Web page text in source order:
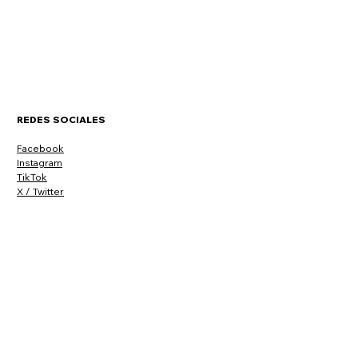
REDES SOCIALES
Facebook
Instagram
TikTok
X / Twitter